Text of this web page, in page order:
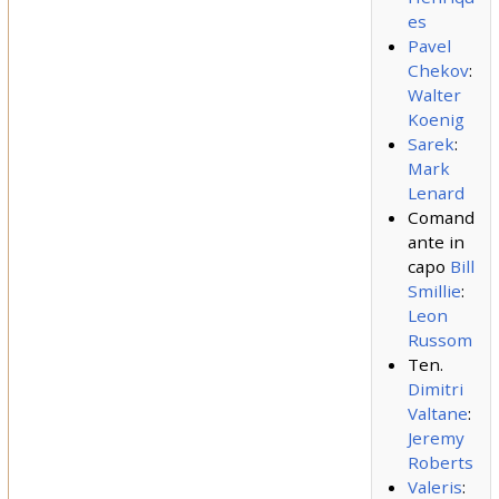
es
Pavel
Chekov:
Walter
Koenig
Sarek:
Mark
Lenard
Comand
ante in
capo Bill
Smillie:
Leon
Russom
Ten.
Dimitri
Valtane:
Jeremy
Roberts
Valeris: